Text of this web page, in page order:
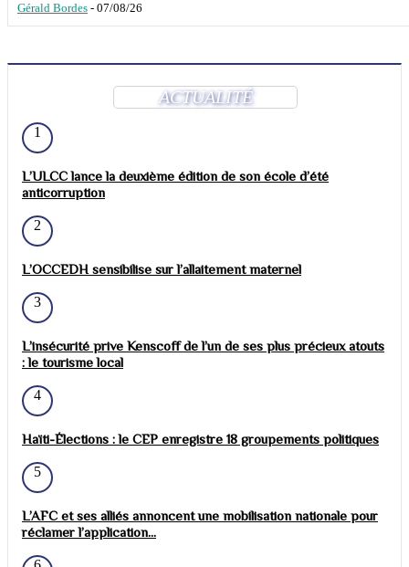
Gérald Bordes - 07/08/26
ACTUALITÉ
1
L’ULCC lance la deuxième édition de son école d’été
anticorruption
2
L’OCCEDH sensibilise sur l’allaitement maternel
3
L’insécurité prive Kenscoff de l’un de ses plus précieux atouts
: le tourisme local
4
Haïti-Élections : le CEP enregistre 18 groupements politiques
5
L’AFC et ses alliés annoncent une mobilisation nationale pour
réclamer l’application...